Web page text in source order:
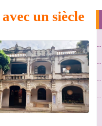
un siècle